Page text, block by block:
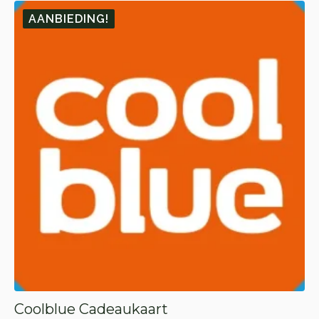
AANBIEDING!
Coolblue Cadeaukaart